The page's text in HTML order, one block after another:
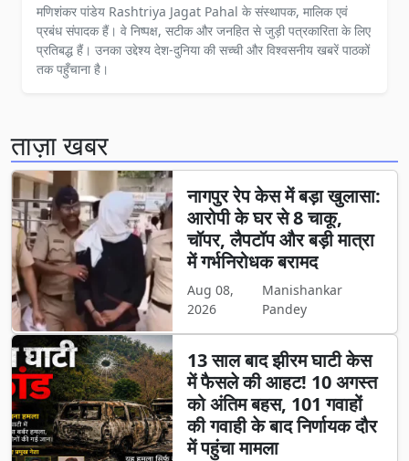
मणिशंकर पांडेय Rashtriya Jagat Pahal के संस्थापक, मालिक एवं
प्रबंध संपादक हैं। वे निष्पक्ष, सटीक और जनहित से जुड़ी पत्रकारिता के लिए
प्रतिबद्ध हैं। उनका उद्देश्य देश-दुनिया की सच्ची और विश्वसनीय खबरें पाठकों
तक पहुँचाना है।
ताज़ा खबर
नागपुर रेप केस में बड़ा खुलासा:
आरोपी के घर से 8 चाकू,
चॉपर, लैपटॉप और बड़ी मात्रा
में गर्भनिरोधक बरामद
Aug 08,
2026
Manishankar
Pandey
13 साल बाद झीरम घाटी केस
में फैसले की आहट! 10 अगस्त
को अंतिम बहस, 101 गवाहों
की गवाही के बाद निर्णायक दौर
में पहुंचा मामला